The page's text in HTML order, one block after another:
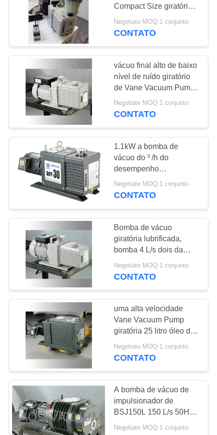
MAPA
POLÍTICA
PRIVACIDADE
Bomba de vácuo de
impulsionador
sistema de bomba
do vácuo
4
Filtro da névoa do
óleo
Válvula de vácuo
alto
Compact Size giratória
do ³ /h DRV10 de 9.9m
de baixo nível de ruído
Negotiate MOQ:1 conjunto
CONTATO
vácuo final alto de baixo
nível de ruído giratório
de Vane Vacuum Pump
0.5Pa do tamanho
compacto do ³ /h de 20m
Negotiate MOQ:1 conjunto
CONTATO
1.1kW a bomba de
vácuo do ³ /h do
desempenho
30m/lubrificou Vane
Vacuum Pump giratória,
Negotiate MOQ:1 conjunto
CONTATO
Bomba de vácuo
giratória lubrificada,
bomba 4 L/s dois da
fase de baixo nível de
ruído de DRV16 de
Negotiate MOQ:1 conjunto
CONTATO
uma alta velocidade
Vane Vacuum Pump
giratória 25 litro óleo de
275 m3/h precisa 7,5
quilowatts, bomba de
Negotiate MOQ:1 conjunto
CONTATO
A bomba de vácuo de
impulsionador de
BSJ150L 150 L/s 50Hz
3HP, a liga de alumínio
Negotiate MOQ:1 conjunto